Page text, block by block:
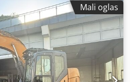
24.500,00 evra, neto.
Cjdozdmutepfx Antsha
Mali oglas